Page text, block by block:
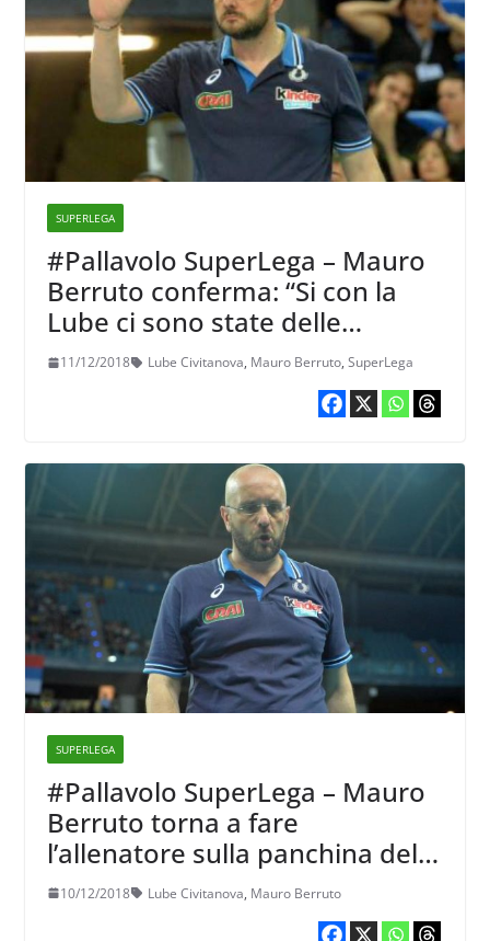
SUPERLEGA
#Pallavolo SuperLega – Mauro
Berruto conferma: “Si con la
Lube ci sono state delle
chiacchierate…”
11/12/2018 Lube Civitanova, Mauro Berruto, SuperLega
SUPERLEGA
#Pallavolo SuperLega – Mauro
Berruto torna a fare
l’allenatore sulla panchina della
Lube?
10/12/2018 Lube Civitanova, Mauro Berruto